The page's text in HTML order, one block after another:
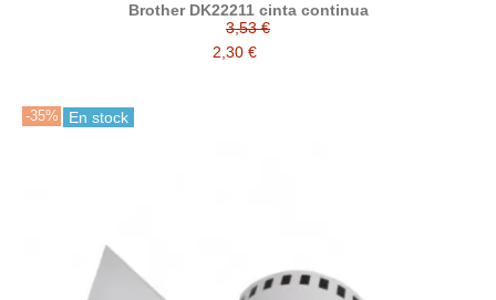
Brother DK22211 cinta continua
3,53 €
2,30 €
-35% En stock